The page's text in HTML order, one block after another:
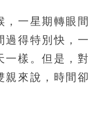
，一星期轉眼
過得特別快，
一樣。但是，
親來說，時間